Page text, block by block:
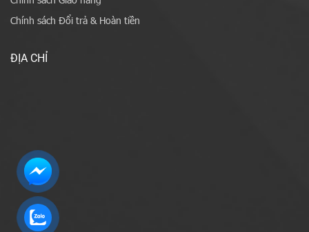
Chính sách Đổi trả & Hoàn tiền
ĐỊA CHỈ